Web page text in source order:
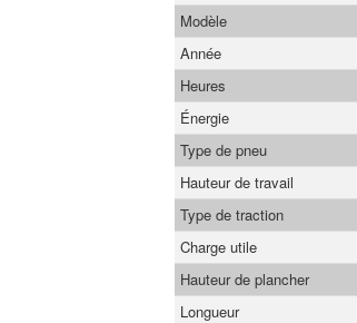
Modèle
Année
Heures
Énergie
Type de pneu
Hauteur de travail
Type de traction
Charge utile
Hauteur de plancher
Longueur